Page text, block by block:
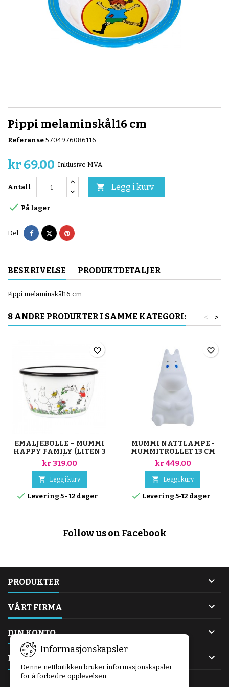
Pippi melaminskål16 cm
Referanse 5704976086116
kr 69.00 Inklusive MVA
Antall  Legg i kurv
 På lager
Del Del TvitrePinterest
BESKRIVELSE PRODUKTDETALJER
Pippi melaminskål16 cm
8 ANDRE PRODUKTER I SAMME KATEGORI: >
<
EMALJEBOLLE – MUMMI
HAPPY FAMILY (LITEN 3
DL)
kr 319.00
 Legg i kurv
 Levering 5 - 12 dager
favorite_border
MUMMI NATTLAMPE -
MUMMITROLLET 13 CM
kr 449.00
 Legg i kurv
 Levering 5-12 dager
favorite_border
Follow us on Facebook
PRODUKTER 
VÅRT FIRMA 
DIN KONTO 
KONTAKT 
Informasjonskapsler
Denne nettbutikken bruker informasjonskapsler
for å forbedre opplevelsen.